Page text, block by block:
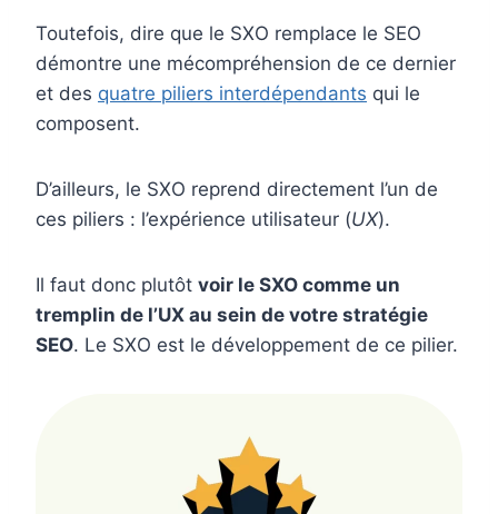
Toutefois, dire que le SXO remplace le SEO
démontre une mécompréhension de ce dernier
et des quatre piliers interdépendants qui le
composent.
D’ailleurs, le SXO reprend directement l’un de
ces piliers : l’expérience utilisateur (UX).
Il faut donc plutôt voir le SXO comme un
tremplin de l’UX au sein de votre stratégie
SEO. Le SXO est le développement de ce pilier.